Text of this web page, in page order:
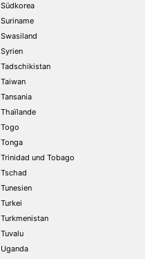
Südkorea
Suriname
Swasiland
Syrien
Tadschikistan
Taiwan
Tansania
Thaïlande
Togo
Tonga
Trinidad und Tobago
Tschad
Tunesien
Turkei
Turkmenistan
Tuvalu
Uganda